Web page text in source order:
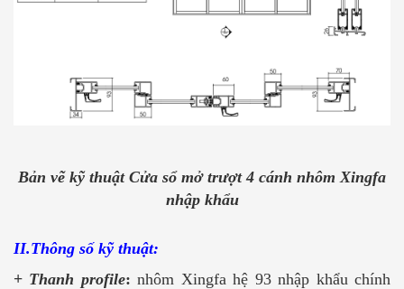
Bản vẽ kỹ thuật Cửa sổ mở trượt 4 cánh nhôm Xingfa
nhập khẩu
II.Thông số kỹ thuật:
+ Thanh profile: nhôm Xingfa hệ 93 nhập khẩu chính